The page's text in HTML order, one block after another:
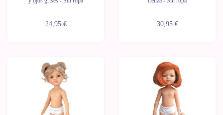
24,95 € 30,95 €